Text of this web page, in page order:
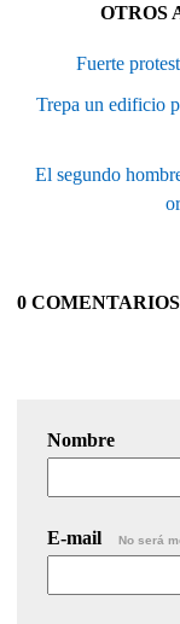
OTROS
Fuerte
Trepa un edificio
El segundo
0 COMENTARIOS
Nombre
E-mail No será